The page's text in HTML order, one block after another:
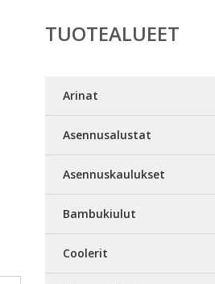
TUOTEALUEET
Arinat
Asennusalustat
Asennuskaulukset
Bambukiulut
Coolerit